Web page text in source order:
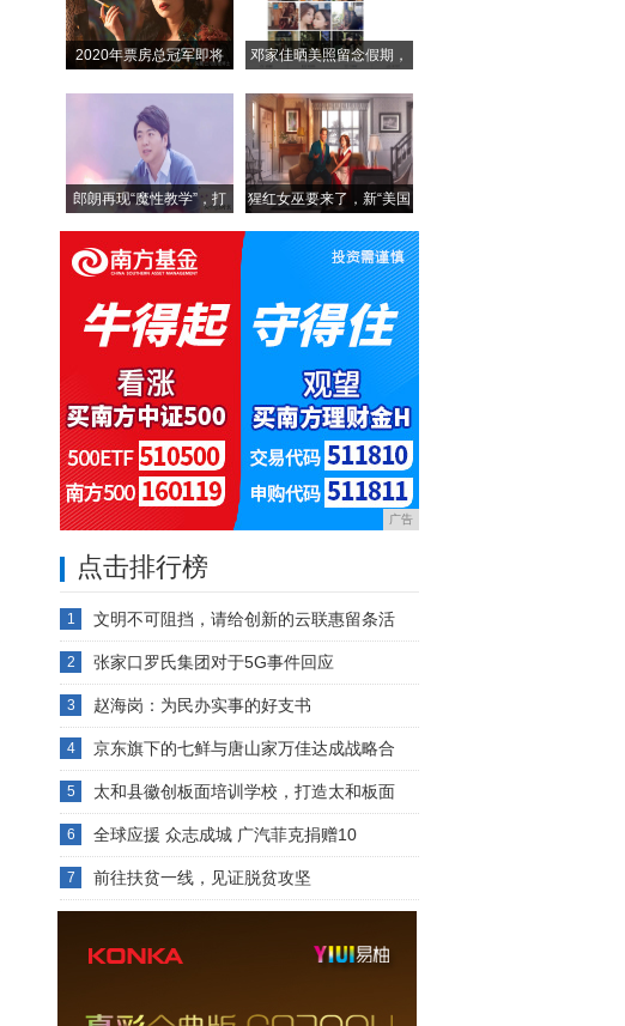
2020年票房总冠军即将
邓家佳晒美照留念假期，
郎朗再现“魔性教学”，打 猩红女巫要来了，新“美国
广告
点击排行榜
1 文明不可阻挡，请给创新的云联惠留条活
2 张家口罗氏集团对于5G事件回应
3 赵海岗：为民办实事的好支书
4 京东旗下的七鲜与唐山家万佳达成战略合
5 太和县徽创板面培训学校，打造太和板面
6 全球应援 众志成城 广汽菲克捐赠10
7 前往扶贫一线，见证脱贫攻坚